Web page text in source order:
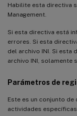
Habilite esta directiva
Management.
Si esta directiva está
errores. Si esta
del archivo INI. Si esta
archivo INI, solamente
Parámetros de
Este es un conjunto
actividades